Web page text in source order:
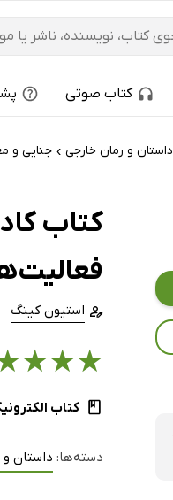
کتاب صوتی
داستان و رمان خارجی › جنایی و
کتاب
استیون کینگ
★
★
★
کتاب
دسته‌ها: داستان